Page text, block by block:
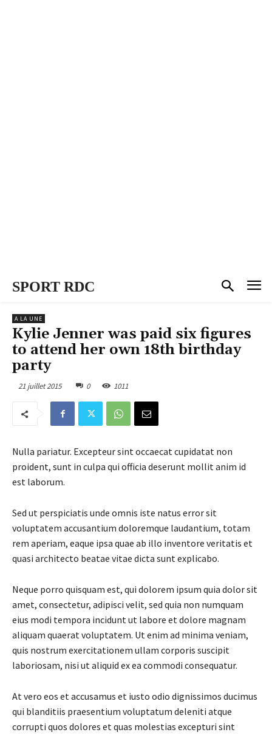
SPORT RDC
A LA UNE
Kylie Jenner was paid six figures
to attend her own 18th birthday
party
21 juillet 2015 0 1011
Nulla pariatur. Excepteur sint occaecat cupidatat non
proident, sunt in culpa qui officia deserunt mollit anim id
est laborum.
Sed ut perspiciatis unde omnis iste natus error sit
voluptatem accusantium doloremque laudantium, totam
rem aperiam, eaque ipsa quae ab illo inventore veritatis et
quasi architecto beatae vitae dicta sunt explicabo.
Neque porro quisquam est, qui dolorem ipsum quia dolor sit
amet, consectetur, adipisci velit, sed quia non numquam
eius modi tempora incidunt ut labore et dolore magnam
aliquam quaerat voluptatem. Ut enim ad minima veniam,
quis nostrum exercitationem ullam corporis suscipit
laboriosam, nisi ut aliquid ex ea commodi consequatur.
At vero eos et accusamus et iusto odio dignissimos ducimus
qui blanditiis praesentium voluptatum deleniti atque
corrupti quos dolores et quas molestias excepturi sint